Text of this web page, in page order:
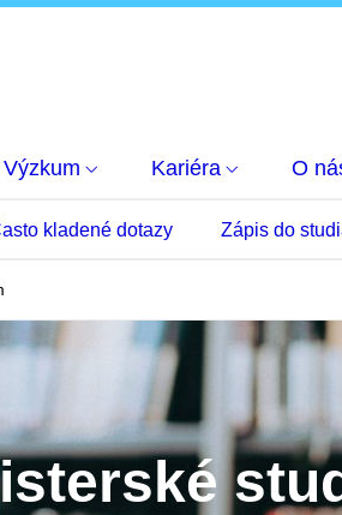
Výzkum Kariéra O
kladené dotazy Zápis do